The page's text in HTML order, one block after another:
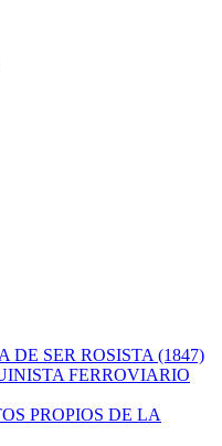
DE SER ROSISTA (1847)
FERROVIARIO
PROPIOS DE LA